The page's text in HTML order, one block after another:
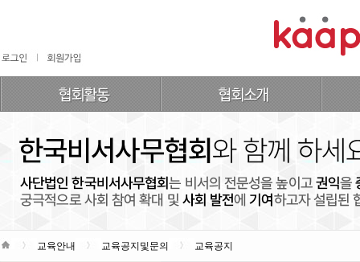
교육안내 교육공지및문의 교육공지